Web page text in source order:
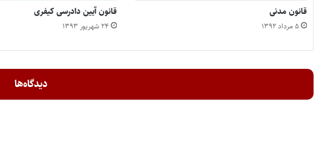
قانون مدنی
۵ مرداد ۱۳۹۲
قانون آیین دادرسی کیفری
۲۴ شهریور ۱۳۹۳
دیدگاه‌ها